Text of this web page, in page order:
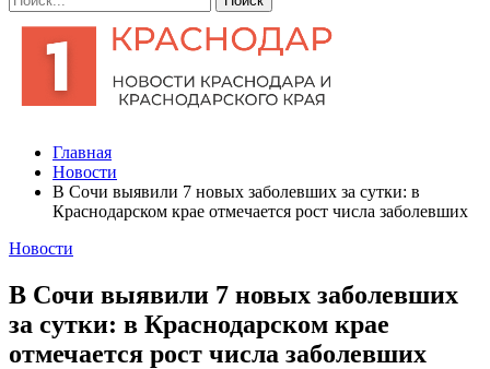
Главная
Новости
В Сочи выявили 7 новых заболевших за сутки: в
Краснодарском крае отмечается рост числа заболевших
Новости
В Сочи выявили 7 новых заболевших
за сутки: в Краснодарском крае
отмечается рост числа заболевших